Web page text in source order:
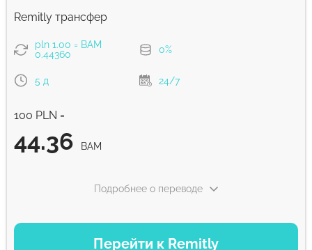
Remitly трансфер
pln 1.00 = BAM
0.44360
0%
5 д 24/7
100 PLN =
44.36 BAM
Перейти к Remitly
Подробнее о переводе
ВАРИАНТЫ ОПЛАТЫ